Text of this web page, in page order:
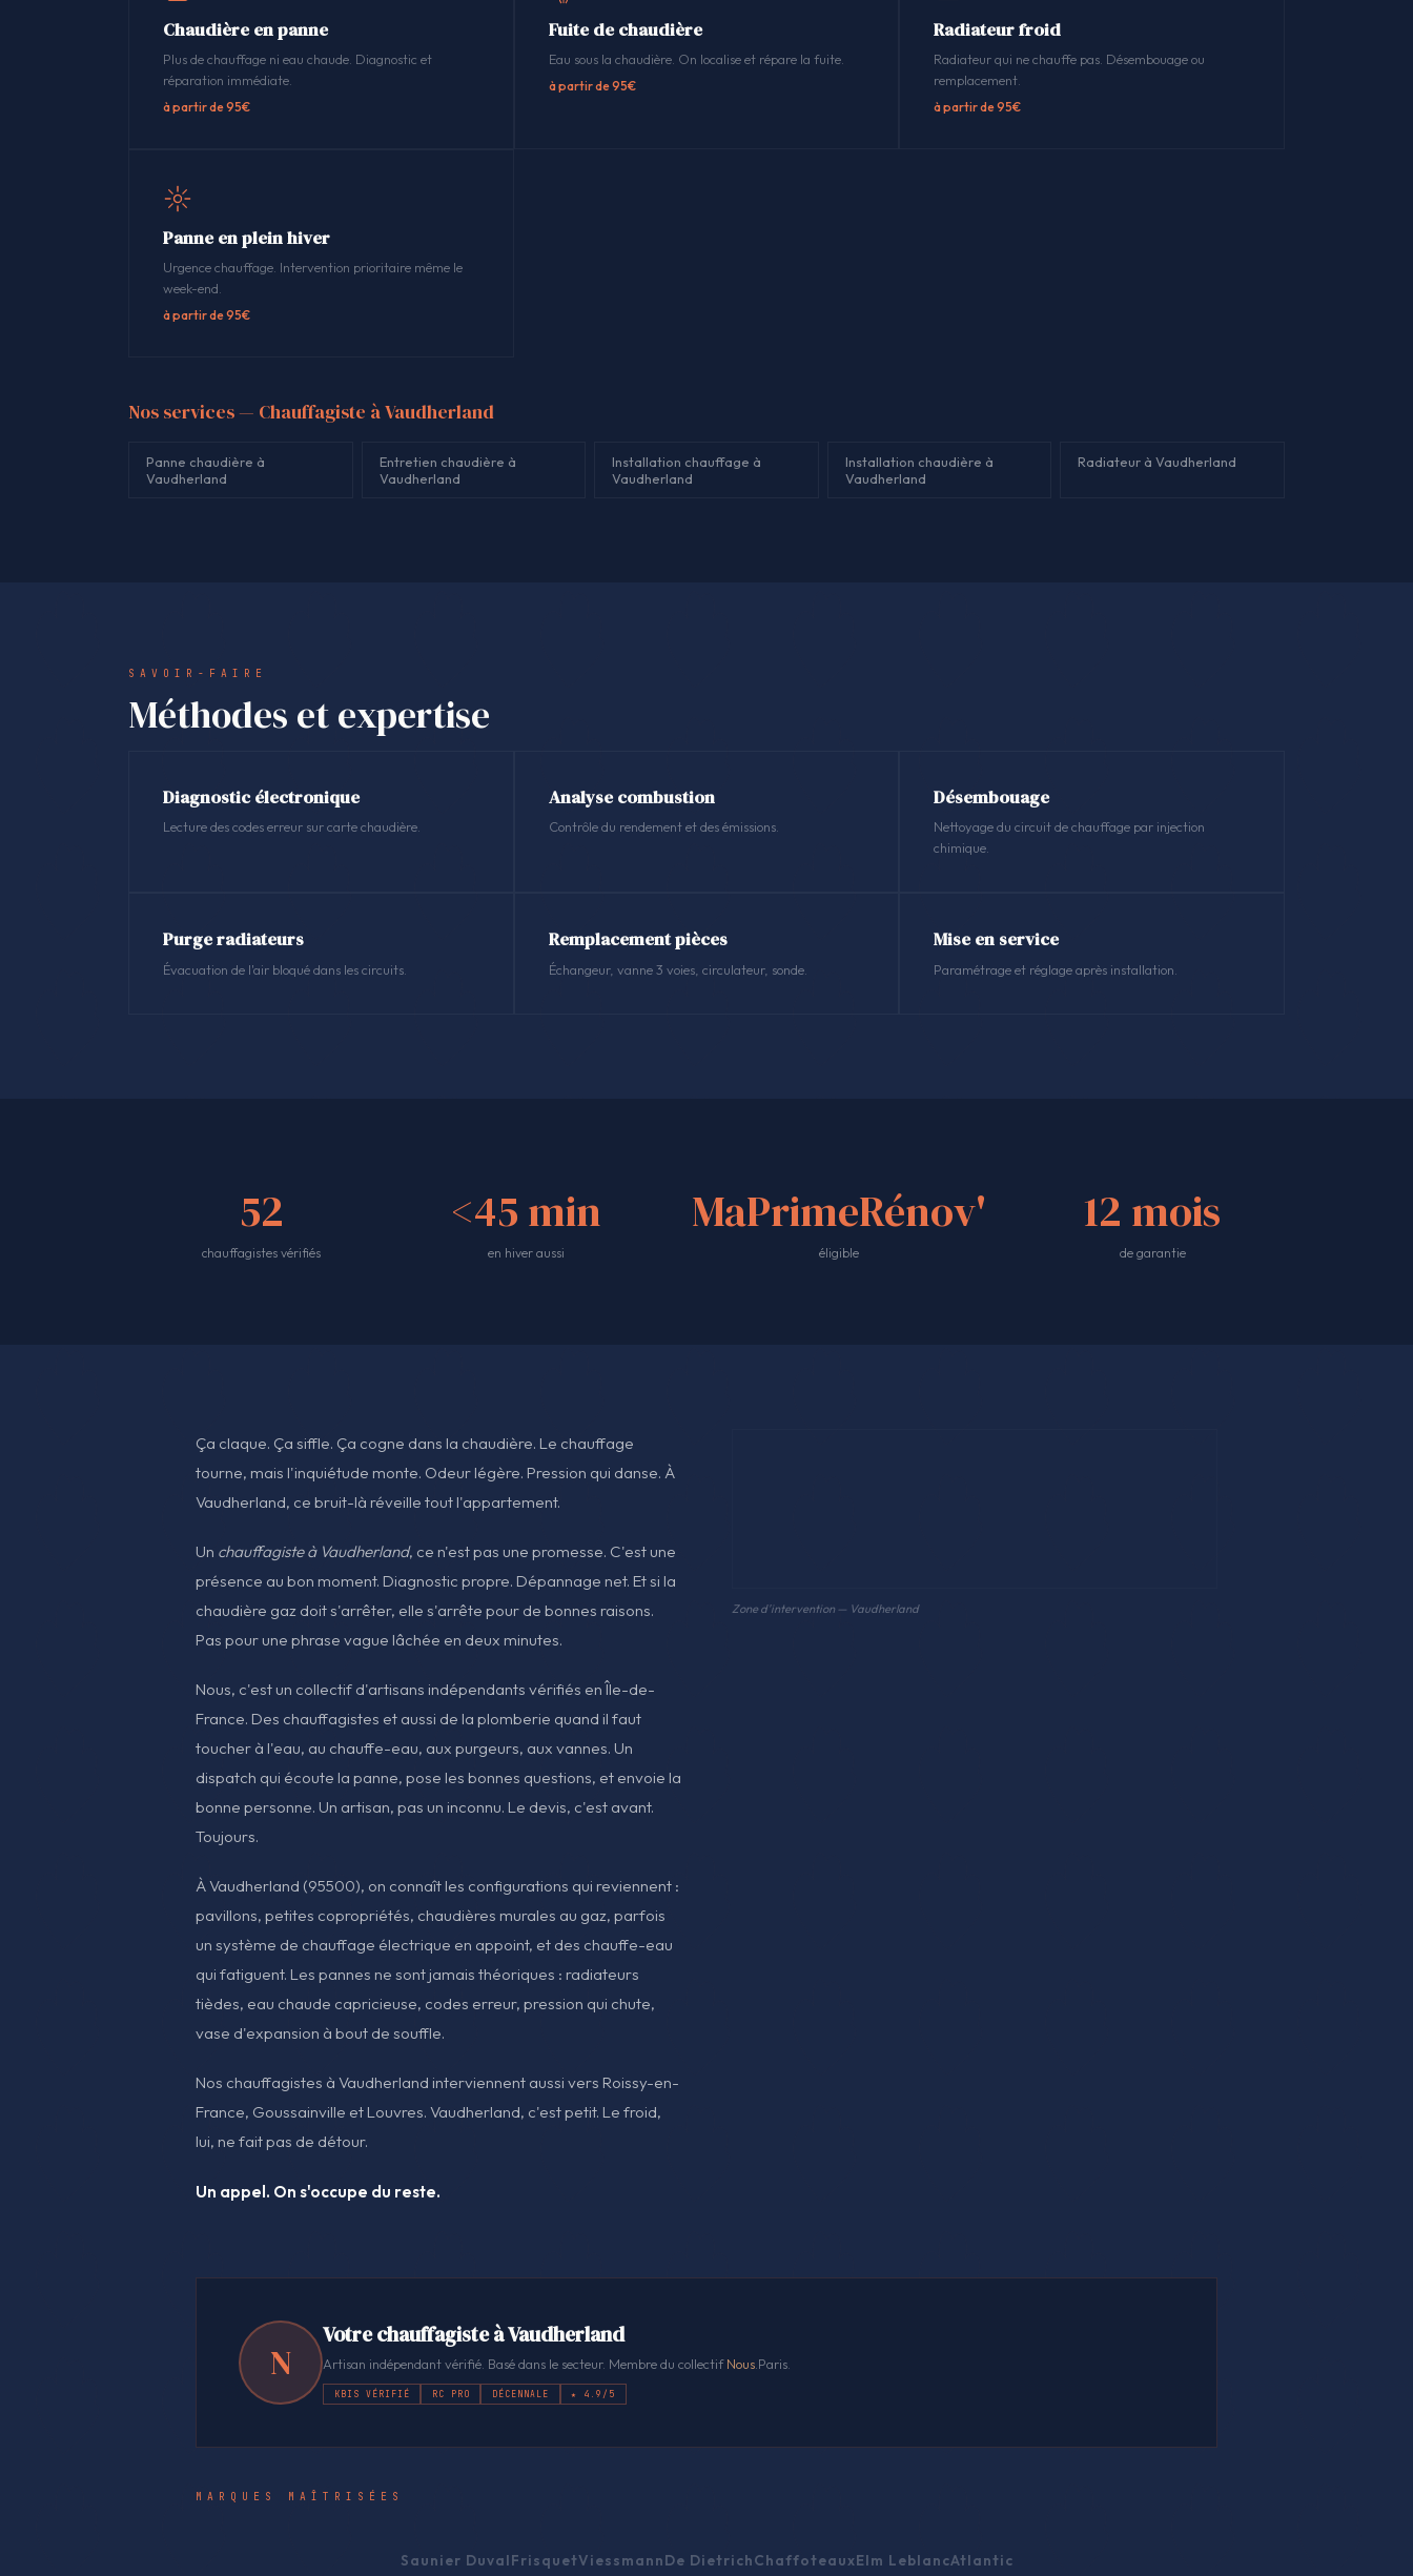
Chaudière en panne
Plus de chauffage ni eau chaude. Diagnostic et
réparation immédiate.
à partir de 95€
Fuite de chaudière
Eau sous la chaudière. On localise et répare la fuite.
à partir de 95€
Radiateur froid
Radiateur qui ne chauffe pas. Désembouage ou
remplacement.
à partir de 95€
Panne en plein hiver
Urgence chauffage. Intervention prioritaire même le
week-end.
à partir de 95€
Nos services — Chauffagiste à Vaudherland
Panne chaudière à
Vaudherland
Entretien chaudière à
Vaudherland
Installation chauffage à
Vaudherland
Installation chaudière à
Vaudherland
Radiateur à Vaudherland
SAVOIR-FAIRE
Méthodes et expertise
Diagnostic électronique
Lecture des codes erreur sur carte chaudière.
Analyse combustion
Contrôle du rendement et des émissions.
Désembouage
Nettoyage du circuit de chauffage par injection
chimique.
Purge radiateurs
Évacuation de l'air bloqué dans les circuits.
Remplacement pièces
Échangeur, vanne 3 voies, circulateur, sonde.
Mise en service
Paramétrage et réglage après installation.
52
chauffagistes vérifiés
<45 min
en hiver aussi
MaPrimeRénov'
éligible
12 mois
de garantie
Ça claque. Ça siffle. Ça cogne dans la chaudière. Le chauffage
tourne, mais l'inquiétude monte. Odeur légère. Pression qui danse. À
Vaudherland, ce bruit-là réveille tout l'appartement.
Un chauffagiste à Vaudherland, ce n'est pas une promesse. C'est une
présence au bon moment. Diagnostic propre. Dépannage net. Et si la
chaudière gaz doit s'arrêter, elle s'arrête pour de bonnes raisons.
Pas pour une phrase vague lâchée en deux minutes.
Nous, c'est un collectif d'artisans indépendants vérifiés en Île-de-
France. Des chauffagistes et aussi de la plomberie quand il faut
toucher à l'eau, au chauffe-eau, aux purgeurs, aux vannes. Un
dispatch qui écoute la panne, pose les bonnes questions, et envoie la
bonne personne. Un artisan, pas un inconnu. Le devis, c'est avant.
Toujours.
À Vaudherland (95500), on connaît les configurations qui reviennent :
pavillons, petites copropriétés, chaudières murales au gaz, parfois
un système de chauffage électrique en appoint, et des chauffe-eau
qui fatiguent. Les pannes ne sont jamais théoriques : radiateurs
tièdes, eau chaude capricieuse, codes erreur, pression qui chute,
vase d'expansion à bout de souffle.
Nos chauffagistes à Vaudherland interviennent aussi vers Roissy-en-
France, Goussainville et Louvres. Vaudherland, c'est petit. Le froid,
lui, ne fait pas de détour.
Un appel. On s'occupe du reste.
Zone d'intervention — Vaudherland
N
Votre chauffagiste à Vaudherland
Artisan indépendant vérifié. Basé dans le secteur. Membre du collectifNous .Paris.
KBIS VÉRIFIÉ RC PRO DÉCENNALE ★ 4.9/5
MARQUES MAÎTRISÉES
Saunier DuvalFrisquetViessmannDe DietrichChaffoteauxElm LeblancAtlantic